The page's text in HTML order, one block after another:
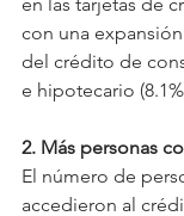
en las tarjetas de
con una
del crédito de
e hipotecario
2. Más personas
El número de
accedieron al